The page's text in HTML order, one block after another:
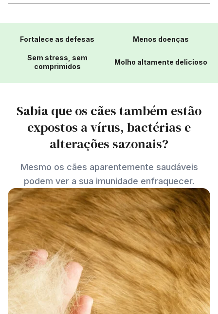
Fortalece as defesas Menos doenças
Sem stress, sem
comprimidos
Molho altamente delicioso
Sabia que os cães também estão
expostos a vírus, bactérias e
alterações sazonais?
Mesmo os cães aparentemente saudáveis
podem ver a sua imunidade enfraquecer.